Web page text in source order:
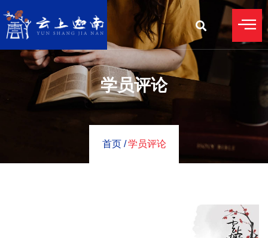
学员评论
首页 / 学员评论